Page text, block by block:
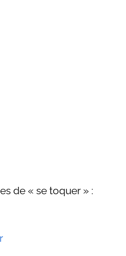
de « se toquer » :